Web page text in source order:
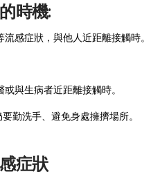
時機:
感症狀，與他人近距離接觸時。
與生病者近距離接觸時。
洗手、避免身處擁擠場所。
症狀